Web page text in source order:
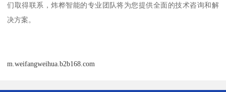
们取得联系，炜桦智能的专业团队将为您提供全面的技术咨询和解
决方案。
m.weifangweihua.b2b168.com